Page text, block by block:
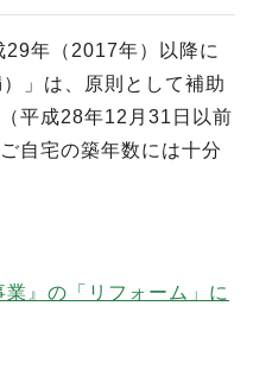
年（2017年）以降に
」は、原則として補助
平成28年12月31日以前
自宅の築年数には十分
業』の「リフォーム」に